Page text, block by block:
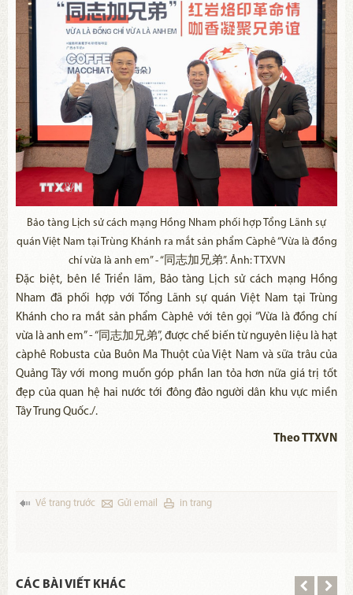
Bảo tàng Lịch sử cách mạng Hồng Nham phối hợp Tổng Lãnh sự
quán Việt Nam tại Trùng Khánh ra mắt sản phẩm Càphê “Vừa là đồng
chí vừa là anh em” - “同志加兄弟”. Ảnh: TTXVN
Đặc biệt, bên lề Triển lãm, Bảo tàng Lịch sử cách mạng Hồng
Nham đã phối hợp với Tổng Lãnh sự quán Việt Nam tại Trùng
Khánh cho ra mắt sản phẩm Càphê với tên gọi “Vừa là đồng chí
vừa là anh em” - “ 同志加兄弟”, được chế biến từ nguyên liệu là hạt
càphê Robusta của Buôn Ma Thuột của Việt Nam và sữa trâu của
Quảng Tây với mong muốn góp phần lan tỏa hơn nữa giá trị tốt
đẹp của quan hệ hai nước tới đông đảo người dân khu vực miền
Tây Trung Quốc./.
Theo TTXVN
Về trang trước Gửi email in trang
CÁC BÀI VIẾT KHÁC